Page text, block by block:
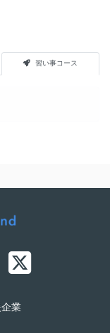
習い事コース
業